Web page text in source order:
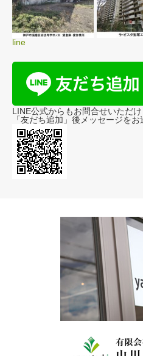
line
LINE公式からもお問合せいただけ
「友だち追加」後メッセージをお